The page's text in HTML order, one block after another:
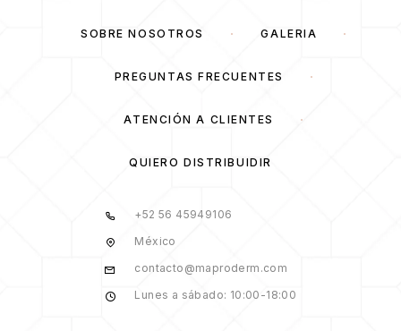
SOBRE NOSOTROS GALERÍA
PREGUNTAS FRECUENTES
ATENCIÓN A CLIENTES
QUIERO DISTRIBUIDIR
+52 56 45949106
México
contacto@maproderm.com
Lunes a sábado: 10:00-18:00